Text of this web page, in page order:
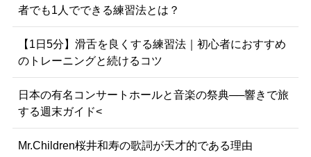
者でも1人でできる練習法とは？
【1日5分】滑舌を良くする練習法｜初心者におすすめ
のトレーニングと続けるコツ
日本の有名コンサートホールと音楽の祭典──響きで旅
する週末ガイド<
Mr.Children桜井和寿の歌詞が天才的である理由